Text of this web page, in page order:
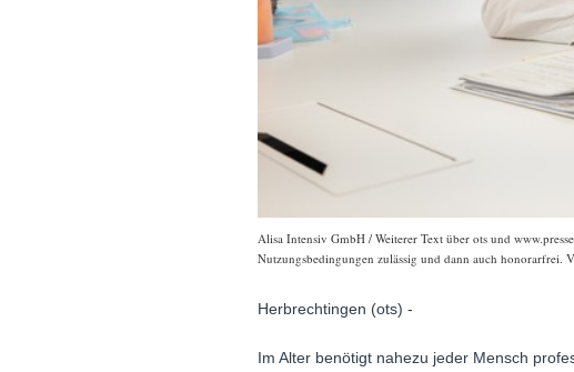
Alisa Intensiv GmbH / Weiterer Text über ots und
Nutzungsbedingungen zulässig und dann auch honorarfrei.
Herbrechtingen (ots) -
Im Alter benötigt nahezu jeder Mensch